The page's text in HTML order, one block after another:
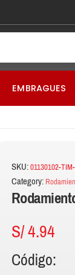
EMBRAGUES
SKU:01130102-
Category:
S/4.94
Código: